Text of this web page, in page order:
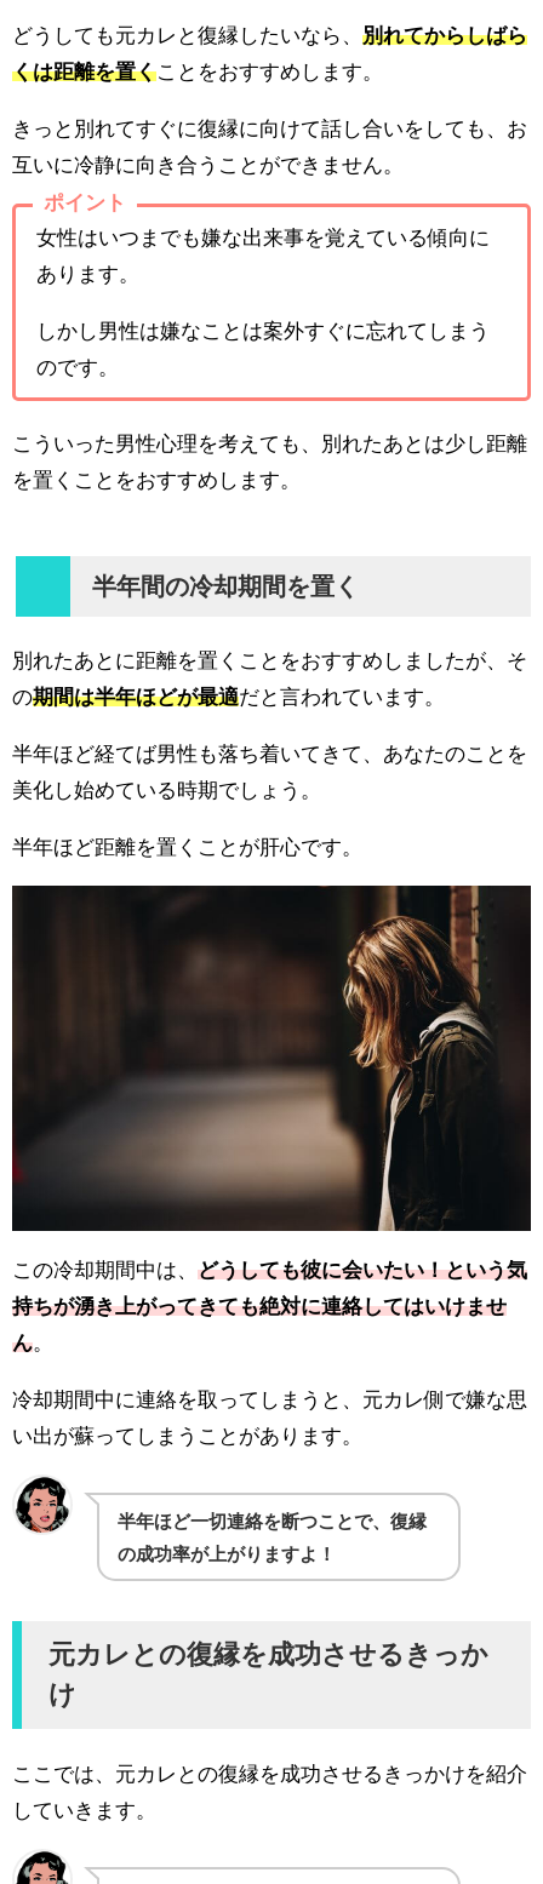
どうしても元カレと復縁したいなら、 別れてからしばら
くは距離を置く ことをおすすめします。
きっと別れてすぐに復縁に向けて話し合いをしても、お
互いに冷静に向き合うことができません。
ポイント
女性はいつまでも嫌な出来事を覚えている傾向に
あります。
しかし男性は嫌なことは案外すぐに忘れてしまう
のです。
こういった男性心理を考えても、別れたあとは少し距離
を置くことをおすすめします。
半年間の冷却期間を置く
別れたあとに距離を置くことをおすすめしましたが、そ
の期間は半年ほどが最適だと言われています。
半年ほど経てば男性も落ち着いてきて、あなたのことを
美化し始めている時期でしょう。
半年ほど距離を置くことが肝心です。
この冷却期間中は、 どうしても彼に会いたい！という気
持ちが湧き上がってきても絶対に連絡してはいけませ
ん
冷却期間中に連絡を取ってしまうと、元カレ側で嫌な思
い出が蘇ってしまうことがあります。
半年ほど一切連絡を断つことで、復縁
の成功率が上がりますよ！
元カレとの復縁を成功させるきっか
け
ここでは、元カレとの復縁を成功させるきっかけを紹介
していきます。